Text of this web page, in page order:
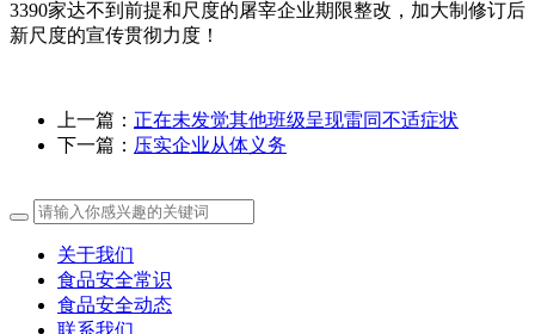
3390家达不到前提和尺度的屠宰企业期限整改，加大制修订后
新尺度的宣传贯彻力度！
上一篇： 正在未发觉其他班级呈现雷同不适症状
下一篇： 压实企业从体义务
关于我们
食品安全常识
食品安全动态